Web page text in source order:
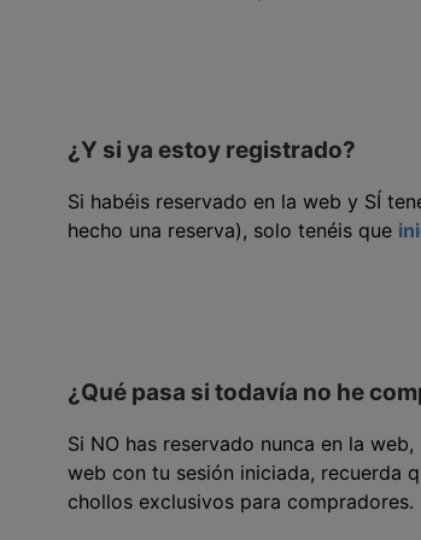
¿Y si ya estoy registrado?
Si habéis reservado en la web y SÍ
hecho una reserva), solo tenéis que
¿Qué pasa si todavía no he
Si NO has reservado nunca en la
web con tu sesión iniciada, recuerda
chollos exclusivos para compradores.